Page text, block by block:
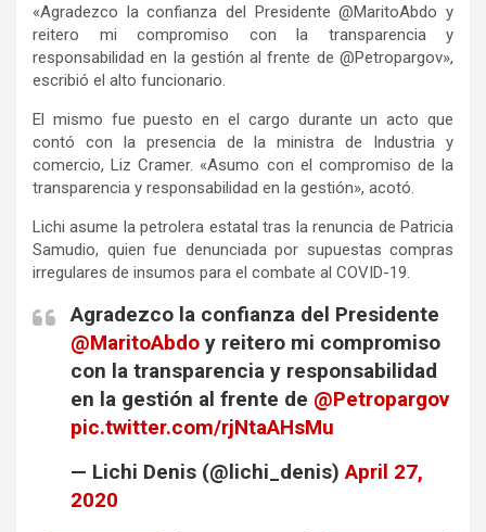
«Agradezco la confianza del Presidente @MaritoAbdo y
reitero mi compromiso con la transparencia y
responsabilidad en la gestión al frente de @Petropargov»,
escribió el alto funcionario.
El mismo fue puesto en el cargo durante un acto que
contó con la presencia de la ministra de Industria y
comercio, Liz Cramer. «Asumo con el compromiso de la
transparencia y responsabilidad en la gestión», acotó.
Lichi asume la petrolera estatal tras la renuncia de Patricia
Samudio, quien fue denunciada por supuestas compras
irregulares de insumos para el combate al COVID-19.
Agradezco la confianza del Presidente
@MaritoAbdo y reitero mi compromiso
con la transparencia y responsabilidad
en la gestión al frente de @Petropargov
pic.twitter.com/rjNtaAHsMu
— Lichi Denis (@lichi_denis)April 27,
2020